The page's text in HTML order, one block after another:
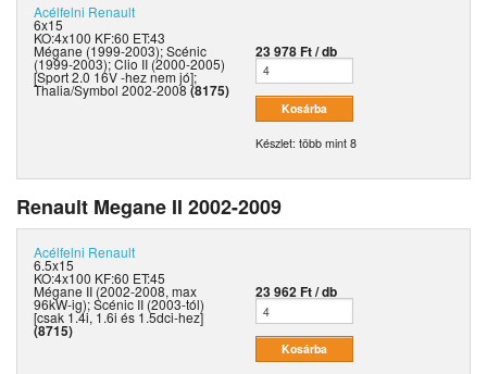
Acélfelni Renault
6x15
KO:4x100 KF:60 ET:43
Mégane (1999-2003); Scénic
(1999-2003); Clio II (2000-2005)
[Sport 2.0 16V -hez nem jó];
Thalia/Symbol 2002-2008 (8175)
23 978 Ft / db
Készlet: több mint 8
Renault Megane II 2002-2009
Acélfelni Renault
6.5x15
KO:4x100 KF:60 ET:45
Mégane II (2002-2008, max
96kW-ig); Scénic II (2003-tól)
[csak 1.4i, 1.6i és 1.5dci-hez]
(8715)
23 962 Ft / db